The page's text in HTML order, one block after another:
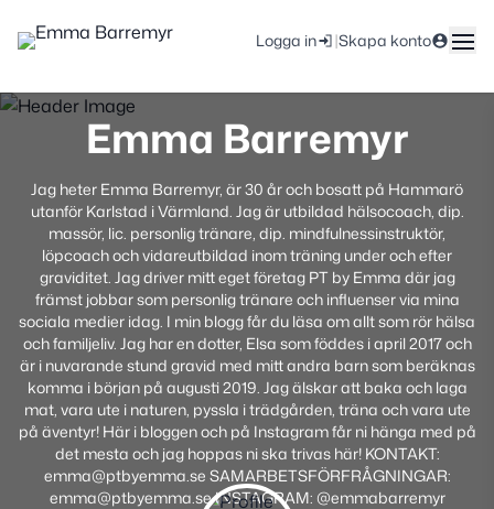
Logga in |Skapa konto
Emma Barremyr
Jag heter Emma Barremyr, är 30 år och bosatt på Hammarö
utanför Karlstad i Värmland. Jag är utbildad hälsocoach, dip.
massör, lic. personlig tränare, dip. mindfulnessinstruktör,
löpcoach och vidareutbildad inom träning under och efter
graviditet. Jag driver mitt eget företag PT by Emma där jag
främst jobbar som personlig tränare och influenser via mina
sociala medier idag. I min blogg får du läsa om allt som rör hälsa
och familjeliv. Jag har en dotter, Elsa som föddes i april 2017 och
är i nuvarande stund gravid med mitt andra barn som beräknas
komma i början på augusti 2019. Jag älskar att baka och laga
mat, vara ute i naturen, pyssla i trädgården, träna och vara ute
på äventyr! Här i bloggen och på Instagram får ni hänga med på
det mesta och jag hoppas ni ska trivas här! KONTAKT:
emma@ptbyemma.se SAMARBETSFÖRFRÅGNINGAR:
emma@ptbyemma.se INSTAGRAM: @emmabarremyr